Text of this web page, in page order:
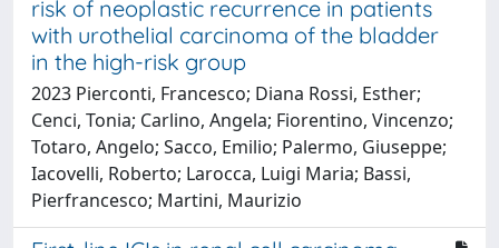
risk of neoplastic recurrence in patients
with urothelial carcinoma of the bladder
in the high-risk group
2023 Pierconti, Francesco; Diana Rossi, Esther;
Cenci, Tonia; Carlino, Angela; Fiorentino, Vincenzo;
Totaro, Angelo; Sacco, Emilio; Palermo, Giuseppe;
Iacovelli, Roberto; Larocca, Luigi Maria; Bassi,
Pierfrancesco; Martini, Maurizio